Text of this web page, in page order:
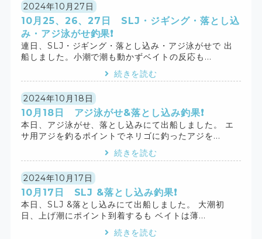
2024年10月27日
10月25、26、27日 SLJ・ジギング・落とし込
み・アジ泳がせ釣果❗️
連日、SLJ・ジギング・落とし込み・アジ泳がせで 出
船しました。小潮で潮も動かずベイトの反応も...
続きを読む
2024年10月18日
10月18日 アジ泳がせ&落とし込み釣果❗️
本日、アジ泳がせ、落とし込みにて出船しました。 エ
サ用アジを釣るポイントでネリゴに釣ったアジを...
続きを読む
2024年10月17日
10月17日 SLJ &落とし込み釣果❗️
本日、SLJ &落とし込みにて出船しました。 大潮初
日、上げ潮にポイント到着するも ベイトは薄...
続きを読む